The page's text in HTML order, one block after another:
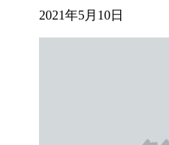
2021年5月10日